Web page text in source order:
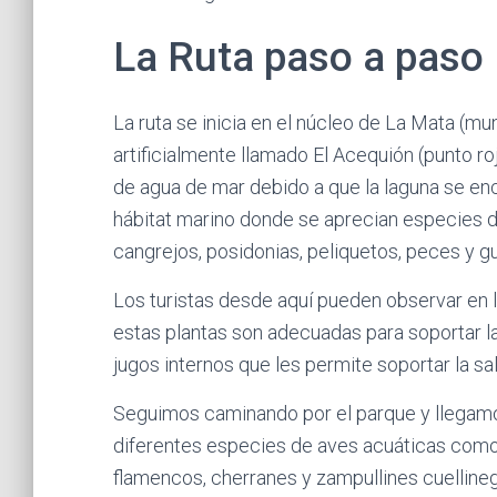
La Ruta paso a paso
La ruta se inicia en el núcleo de La Mata
artificialmente llamado El Acequión (punto
de agua de mar debido a que la laguna se
hábitat marino donde se aprecian especies
cangrejos, posidonias, peliquetos, peces y
Los turistas desde aquí pueden observar
estas plantas son adecuadas para soportar
jugos internos que les permite soportar la
Seguimos caminando por el parque y
diferentes especies de aves acuáticas
flamencos, cherranes y zampullines